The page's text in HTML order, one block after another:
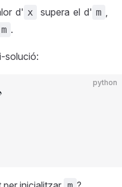
d' x supera el d' m ,
m .
solució:
python